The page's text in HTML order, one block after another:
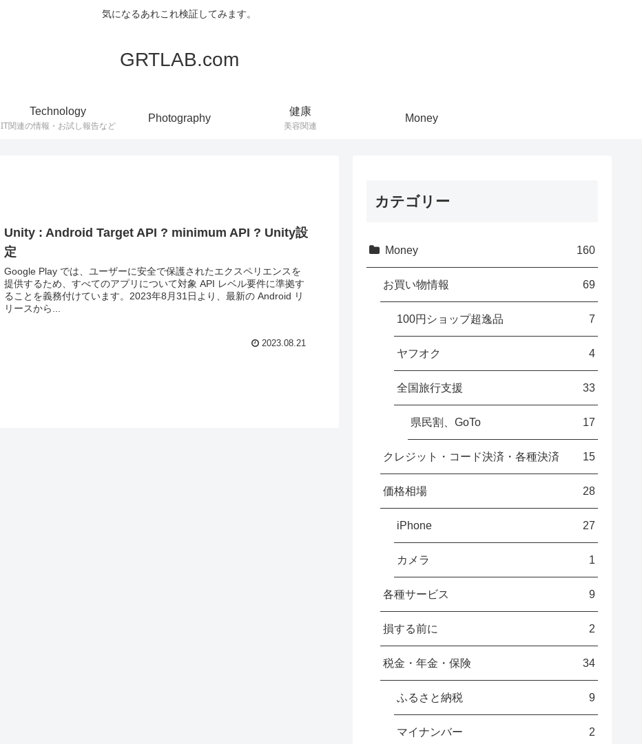
気になるあれこれ検証してみます。
GRTLAB.com
Technology
IT関連の情報・お試し報告など
Photography
健康
美容関連
Money
Unity : Android Target API ? minimum API ? Unity設
定
Google Play では、ユーザーに安全で保護されたエクスペリエンスを
提供するため、すべてのアプリについて対象 API レベル要件に準拠す
ることを義務付けています。2023年8月31日より、最新の Android リ
リースから...
2023.08.21
カテゴリー
Money 160
お買い物情報 69
100円ショップ超逸品 7
ヤフオク 4
全国旅行支援 33
県民割、GoTo 17
クレジット・コード決済・各種決済 15
価格相場 28
iPhone 27
カメラ 1
各種サービス 9
損する前に 2
税金・年金・保険 34
ふるさと納税 9
マイナンバー 2